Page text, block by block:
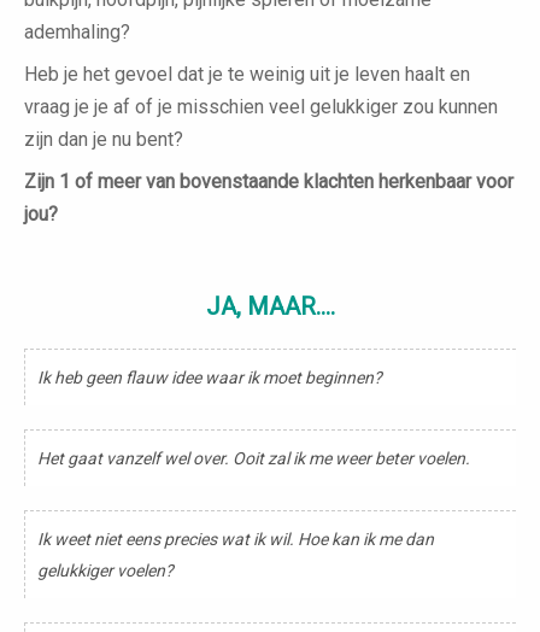
ademhaling?
Heb je het gevoel dat je te weinig uit je leven haalt en
vraag je je af of je misschien veel gelukkiger zou kunnen
zijn dan je nu bent?
Zijn 1 of meer van bovenstaande klachten herkenbaar voor
jou?
JA, MAAR....
Ik heb geen flauw idee waar ik moet beginnen?
Het gaat vanzelf wel over. Ooit zal ik me weer beter voelen.
Ik weet niet eens precies wat ik wil. Hoe kan ik me dan
gelukkiger voelen?